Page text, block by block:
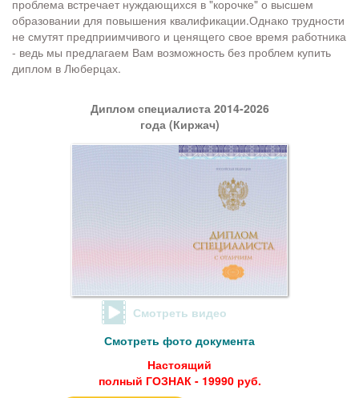
проблема встречает нуждающихся в "корочке" о высшем
образовании для повышения квалификации.Однако трудности
не смутят предприимчивого и ценящего свое время работника
- ведь мы предлагаем Вам возможность без проблем купить
диплом в Люберцах.
Диплом специалиста 2014-2026
года (Киржач)
Смотреть видео
Смотреть фото документа
Настоящий
полный ГОЗНАК - 19990 руб.